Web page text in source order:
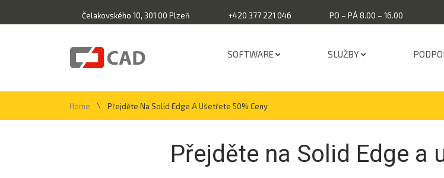
Čelakovského 10, 301 00 Plzeň +420 377 221 046 PO – PÁ 8.00 – 16.00
SOFTWARE SLUŽBY
Home \ Přejděte Na Solid Edge A Ušetřete 50% Ceny
Přejděte na Solid Edge a